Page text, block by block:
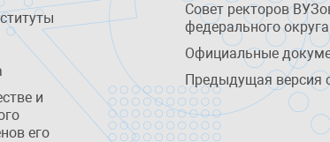
и
его
Совет ректоров
федерального округа
Официальные
Предыдущая версия